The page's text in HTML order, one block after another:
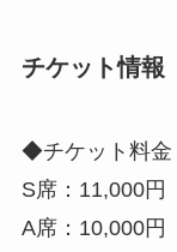
チケット情報
◆チケット料金
S席：11,000円
A席：10,000円